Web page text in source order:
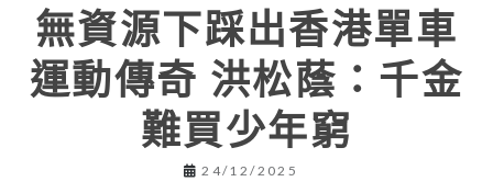
無資源下踩出香港單車
運動傳奇 洪松蔭：千金
難買少年窮
24/12/2025